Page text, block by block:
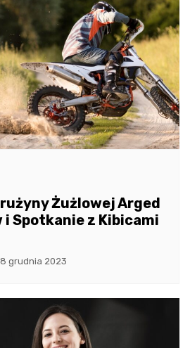
Żużlowej Arged
i Spotkanie z Kibicami
8 grudnia 2023